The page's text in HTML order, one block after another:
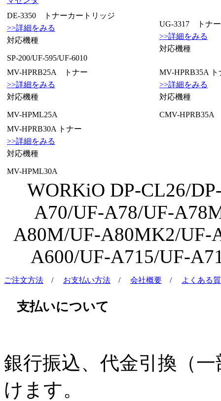
DE-3350 トナーカートリッジ
>>詳細をみる
対応機種
SP-200/UF-595/UF-6010
UG-3317 トナ
>>詳細をみる
対応機種
MV-HPRB25A トナー
>>詳細をみる
対応機種
MV-HPML25A
MV-HPRB35A ト
>>詳細をみる
対応機種
CMV-HPRB35A
MV-HPRB30A トナー
>>詳細をみる
対応機種
MV-HPML30A
WORKiO DP-CL26/
A70/UF-A78/UF-
A80M/UF-A80MK2/UF-
A600/UF-A715/UF-
ご注文方法 / お支払い方法 / 会社概要 / よくある
支払いについて
銀行振込、代金引換（
けます。